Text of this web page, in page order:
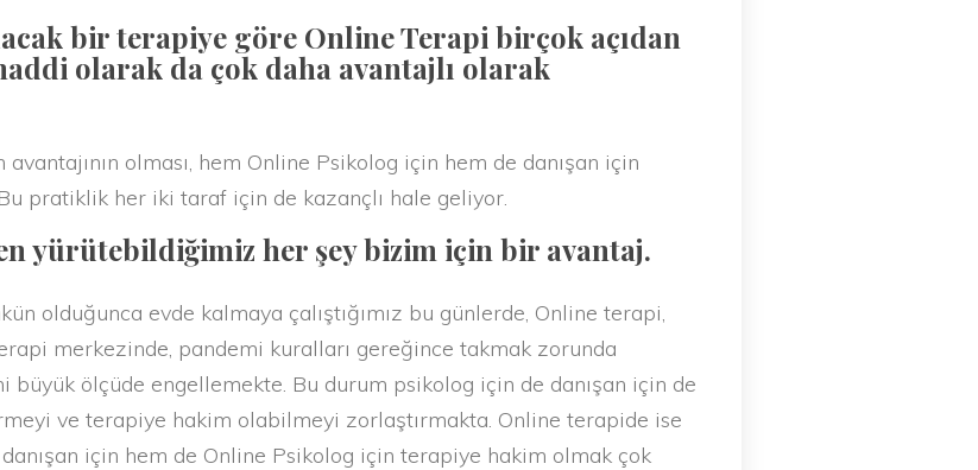
bir terapiye göre Online Terapi birçok açıdan
olarak da çok daha avantajlı olarak
olması, hem Online Psikolog için hem de danışan için
pratiklik her iki taraf için de kazançlı hale geliyor.
yürütebildiğimiz her şey bizim için bir avantaj.
olduğunca evde kalmaya çalıştığımız bu günlerde, Online terapi,
merkezinde, pandemi kuralları gereğince takmak zorunda
ölçüde engellemekte. Bu durum psikolog için de danışan için de
ve terapiye hakim olabilmeyi zorlaştırmakta. Online terapide ise
için hem de Online Psikolog için terapiye hakim olmak çok